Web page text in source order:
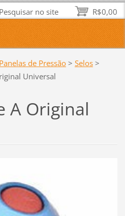
de Pressão > Selos >
Universal
A Original
R$0,00
Pesquisar no site